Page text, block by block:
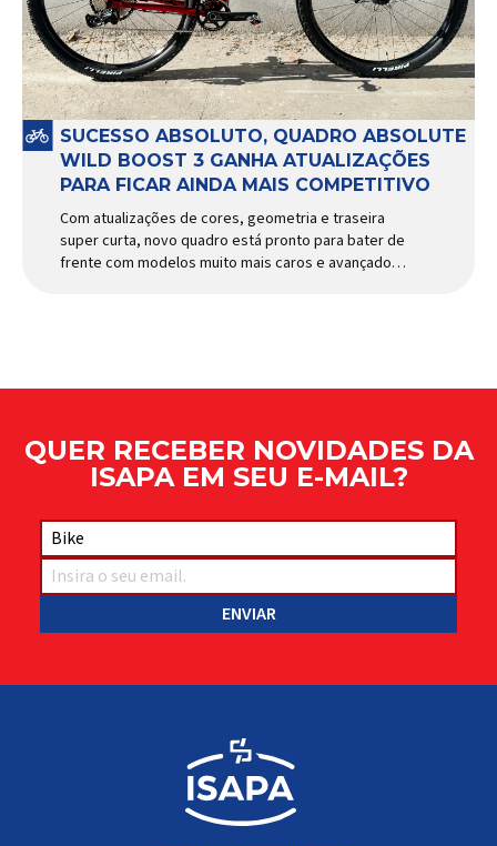
SUCESSO ABSOLUTO, QUADRO ABSOLUTE
WILD BOOST 3 GANHA ATUALIZAÇÕES
PARA FICAR AINDA MAIS COMPETITIVO
Com atualizações de cores, geometria e traseira
super curta, novo quadro está pronto para bater de
frente com modelos muito mais caros e avançados
QUER RECEBER NOVIDADES DA
ISAPA EM SEU E-MAIL?